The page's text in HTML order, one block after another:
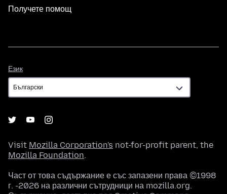
Получете помощ
Език
Visit Mozilla Corporation's not-for-profit parent, the
Mozilla Foundation.
Част от това съдържание е със запазени права ©1998
г. -2026 на различни сътрудници на mozilla.org.